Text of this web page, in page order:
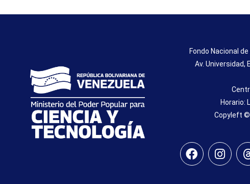
Fondo Nacional
Av. Universidad,
Horario:
Copyleft ©